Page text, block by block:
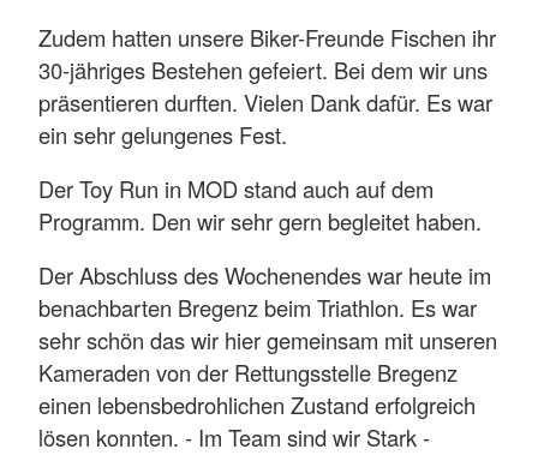
Zudem hatten unsere Biker-Freunde Fischen ihr
30-jähriges Bestehen gefeiert. Bei dem wir uns
präsentieren durften. Vielen Dank dafür. Es war
ein sehr gelungenes Fest.
Der Toy Run in MOD stand auch auf dem
Programm. Den wir sehr gern begleitet haben.
Der Abschluss des Wochenendes war heute im
benachbarten Bregenz beim Triathlon. Es war
sehr schön das wir hier gemeinsam mit unseren
Kameraden von der Rettungsstelle Bregenz
einen lebensbedrohlichen Zustand erfolgreich
lösen konnten. - Im Team sind wir Stark -